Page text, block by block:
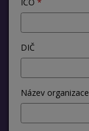
DIČ
Název organizace